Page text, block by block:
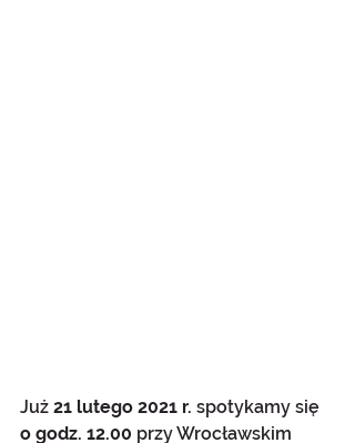
Już 21 lutego 2021 r. spotykamy się
o godz. 12.00 przy Wrocławskim